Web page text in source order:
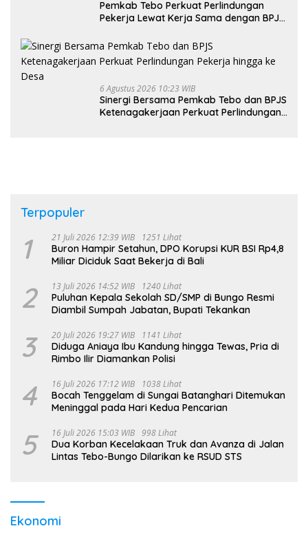
Pemkab Tebo Perkuat Perlindungan
Pekerja Lewat Kerja Sama dengan BPJS
6 Agustus 2026 10:23 WIB
Sinergi Bersama Pemkab Tebo dan BPJS
Ketenagakerjaan Perkuat Perlindungan
Terpopuler
1 21 Juli 2026 12:39 WIB 1251 Lihat
Buron Hampir Setahun, DPO Korupsi KUR BSI Rp4,8
Miliar Diciduk Saat Bekerja di Bali
2 13 Juli 2026 14:52 WIB 1240 Lihat
Puluhan Kepala Sekolah SD/SMP di Bungo Resmi
Diambil Sumpah Jabatan, Bupati Tekankan
3 20 Juli 2026 19:27 WIB 1141 Lihat
Diduga Aniaya Ibu Kandung hingga Tewas, Pria di
Rimbo Ilir Diamankan Polisi
4 16 Juli 2026 17:12 WIB 1038 Lihat
Bocah Tenggelam di Sungai Batanghari Ditemukan
Meninggal pada Hari Kedua Pencarian
5 16 Juli 2026 15:03 WIB 998 Lihat
Dua Korban Kecelakaan Truk dan Avanza di Jalan
Lintas Tebo-Bungo Dilarikan ke RSUD STS
Ekonomi